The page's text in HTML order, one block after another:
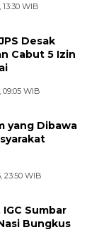
WIB
Desak
Cabut 5 Izin
09:05 WIB
yang Dibawa
23:50 WIB
Sumbar
Bungkus